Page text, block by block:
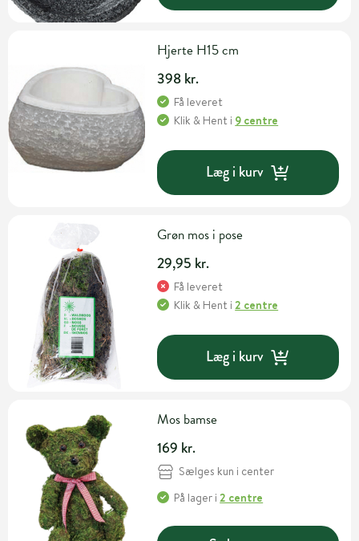
Hjerte H15 cm
398 kr.
Få leveret
Klik & Hent i 9 centre
Læg i kurv
Grøn mos i pose
29,95 kr.
Få leveret
Klik & Hent i2 centre
Læg i kurv
Mos bamse
169 kr.
Sælges kun i center
På lager i2 centre